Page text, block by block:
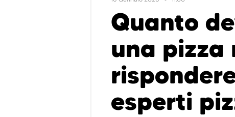
Quanto
una pizza
esperti